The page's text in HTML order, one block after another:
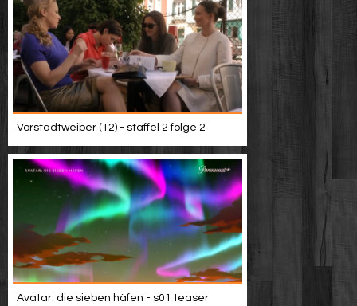
Vorstadtweiber (12) - staffel 2 folge 2
Avatar: die sieben häfen - s01 teaser